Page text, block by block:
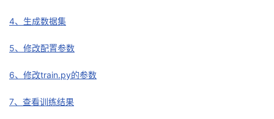
客
论
坛
的
圈
子
我
的
直
播
我
的
活
我
的
我
4、生成数据集
5、修改配置参数
6、修改train.py的参数
7、查看训练结果